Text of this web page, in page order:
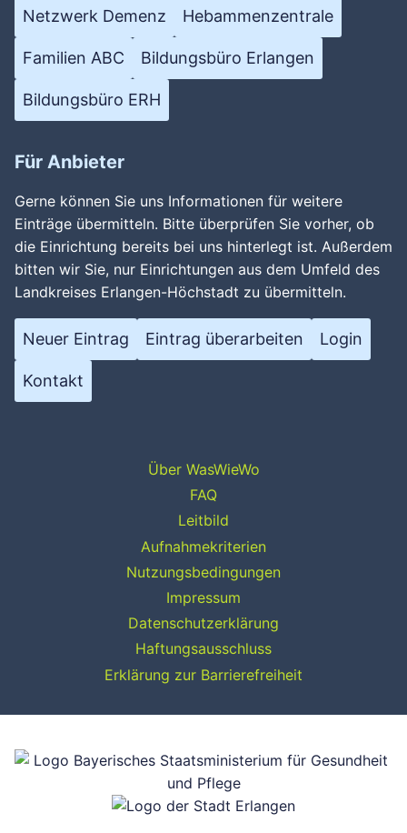
Netzwerk Demenz Hebammenzentrale
Familien ABC Bildungsbüro Erlangen
Bildungsbüro ERH
Für Anbieter
Gerne können Sie uns Informationen für weitere
Einträge übermitteln. Bitte überprüfen Sie vorher, ob
die Einrichtung bereits bei uns hinterlegt ist. Außerdem
bitten wir Sie, nur Einrichtungen aus dem Umfeld des
Landkreises Erlangen-Höchstadt zu übermitteln.
Neuer Eintrag Eintrag überarbeiten Login
Kontakt
Über WasWieWo
FAQ
Leitbild
Aufnahmekriterien
Nutzungsbedingungen
Impressum
Datenschutzerklärung
Haftungsausschluss
Erklärung zur Barrierefreiheit